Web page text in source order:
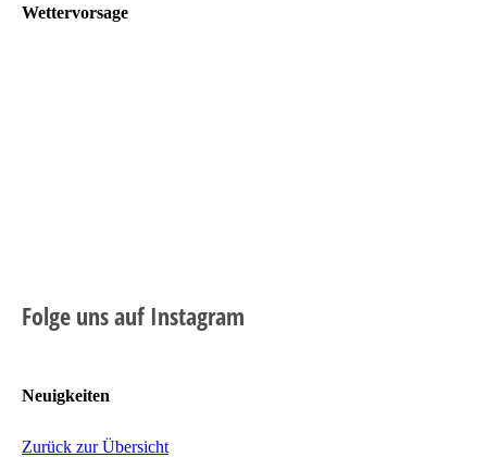
Wettervorsage
Folge uns auf Instagram
Neuigkeiten
Zurück zur Übersicht